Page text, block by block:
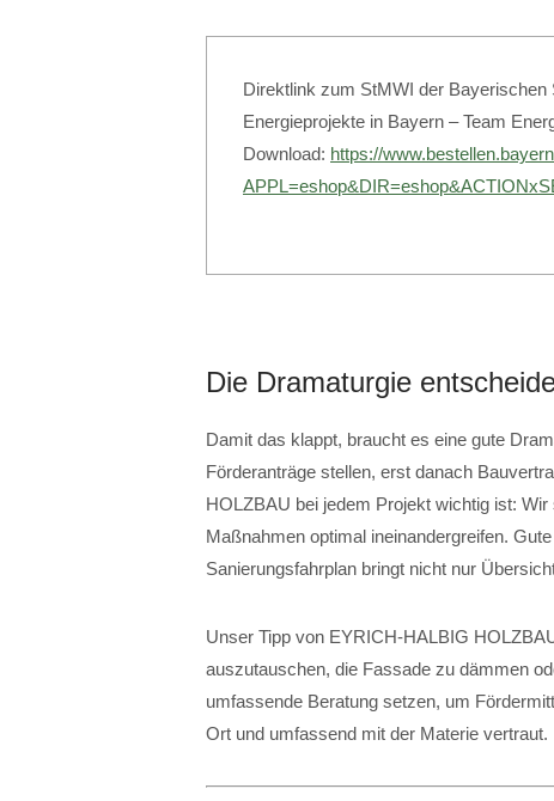
Direktlink zum StMWI der
Energieprojekte in Bayern – Team
Download: https://
Die Dramaturgie
Damit das klappt, braucht es eine gute
Förderanträge stellen, erst danach
HOLZBAU bei jedem Projekt wichtig ist:
Maßnahmen optimal ineinandergreifen.
Sanierungsfahrplan bringt nicht nur
Unser Tipp von EYRICH-HALBIG
auszutauschen, die Fassade zu dämmen
umfassende Beratung setzen, um
Ort und umfassend mit der Materie vertraut.